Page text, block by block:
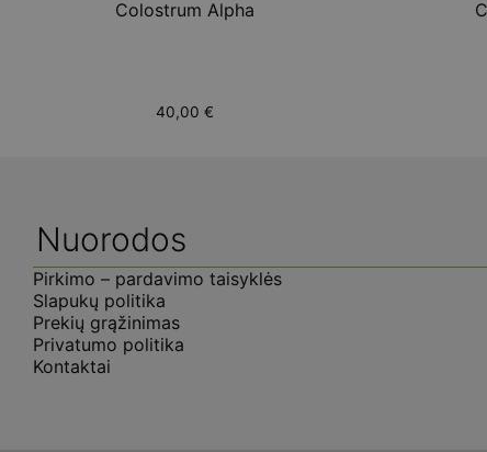
Colostrum Alpha
40,00 €
Nuorodos
Pirkimo – pardavimo taisyklės
Slapukų politika
Prekių grąžinimas
Privatumo politika
Kontaktai